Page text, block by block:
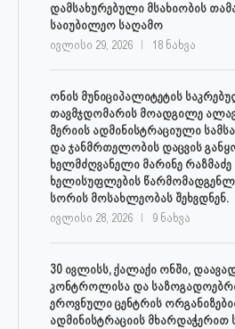
დამსახურებული მსახიობის
საიუბილეო საღამო
ივლისი 29, 2026 18 ნახვა
ონის მუნიციპალიტეტის
თავმჯდომარის მოადგილე
მერიის ადმინისტრაციული
და ჯანმრთელობის დაცვის
ხელმძღვანელი მარინე
ხელისუფლების
სორის მოსახლეობას შეხვდნენ.
ივლისი 28, 2026 9 ნახვა
30 ივლისს, ქალაქი ონში,
კონტროლისა და
ეროვნული ცენტრის
ადმინისტრაციის მხარდაჭერით